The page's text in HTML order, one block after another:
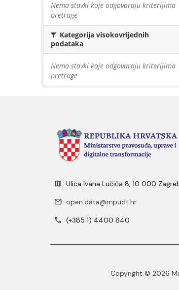
Nema stavki koje odgovaraju kriterijima
pretrage
Kategorija visokovrijednih
podataka
Nema stavki koje odgovaraju kriterijima
pretrage